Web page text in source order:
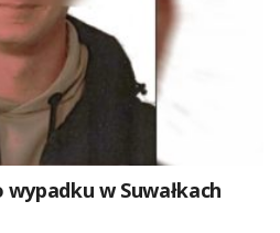
w Suwałkach